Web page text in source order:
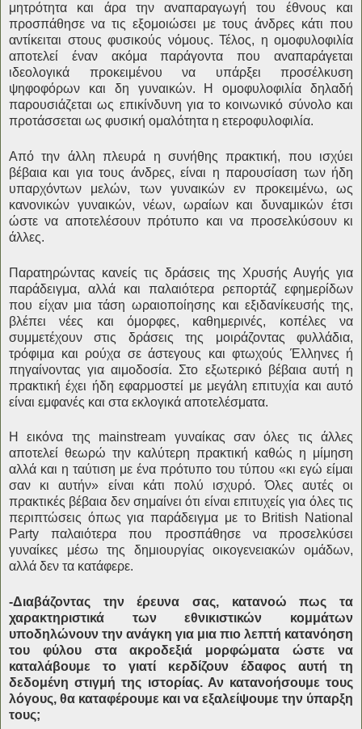
μητρότητα και άρα την αναπαραγωγή του έθνους και
προσπάθησε να τις εξομοιώσει με τους άνδρες κάτι που
αντίκειται στους φυσικούς νόμους. Τέλος, η ομοφυλοφιλία
αποτελεί έναν ακόμα παράγοντα που αναπαράγεται
ιδεολογικά προκειμένου να υπάρξει προσέλκυση
ψηφοφόρων και δη γυναικών. Η ομοφυλοφιλία δηλαδή
παρουσιάζεται ως επικίνδυνη για το κοινωνικό σύνολο και
προτάσσεται ως φυσική ομαλότητα η ετεροφυλοφιλία.
Από την άλλη πλευρά η συνήθης πρακτική, που ισχύει
βέβαια και για τους άνδρες, είναι η παρουσίαση των ήδη
υπαρχόντων μελών, των γυναικών εν προκειμένω, ως
κανονικών γυναικών, νέων, ωραίων και δυναμικών έτσι
ώστε να αποτελέσουν πρότυπο και να προσελκύσουν κι
άλλες.
Παρατηρώντας κανείς τις δράσεις της Χρυσής Αυγής για
παράδειγμα, αλλά και παλαιότερα ρεπορτάζ εφημερίδων
που είχαν μια τάση ωραιοποίησης και εξιδανίκευσής της,
βλέπει νέες και όμορφες, καθημερινές, κοπέλες να
συμμετέχουν στις δράσεις της μοιράζοντας φυλλάδια,
τρόφιμα και ρούχα σε άστεγους και φτωχούς Έλληνες ή
πηγαίνοντας για αιμοδοσία. Στο εξωτερικό βέβαια αυτή η
πρακτική έχει ήδη εφαρμοστεί με μεγάλη επιτυχία και αυτό
είναι εμφανές και στα εκλογικά αποτελέσματα.
Η εικόνα της mainstream γυναίκας σαν όλες τις άλλες
αποτελεί θεωρώ την καλύτερη πρακτική καθώς η μίμηση
αλλά και η ταύτιση με ένα πρότυπο του τύπου «κι εγώ είμαι
σαν κι αυτήν» είναι κάτι πολύ ισχυρό. Όλες αυτές οι
πρακτικές βέβαια δεν σημαίνει ότι είναι επιτυχείς για όλες τις
περιπτώσεις όπως για παράδειγμα με το British National
Party παλαιότερα που προσπάθησε να προσελκύσει
γυναίκες μέσω της δημιουργίας οικογενειακών ομάδων,
αλλά δεν τα κατάφερε.
-Διαβάζοντας την έρευνα σας, κατανοώ πως τα
χαρακτηριστικά των εθνικιστικών κομμάτων
υποδηλώνουν την ανάγκη για μια πιο λεπτή κατανόηση
του φύλου στα ακροδεξιά μορφώματα ώστε να
καταλάβουμε το γιατί κερδίζουν έδαφος αυτή τη
δεδομένη στιγμή της ιστορίας. Αν κατανοήσουμε τους
λόγους, θα καταφέρουμε και να εξαλείψουμε την ύπαρξη
τους;